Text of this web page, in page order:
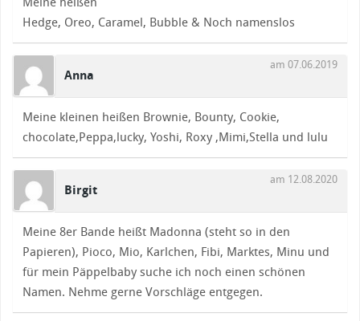
Hedge, Oreo, Caramel, Bubble & Noch namenslos
Anna
am 07.06.2019
Meine kleinen heißen Brownie, Bounty, Cookie,
chocolate,Peppa,lucky, Yoshi, Roxy ,Mimi,Stella und lulu
Birgit
am 12.08.2020
Meine 8er Bande heißt Madonna (steht so in den
Papieren), Pioco, Mio, Karlchen, Fibi, Marktes, Minu und
für mein Päppelbaby suche ich noch einen schönen
Namen. Nehme gerne Vorschläge entgegen.